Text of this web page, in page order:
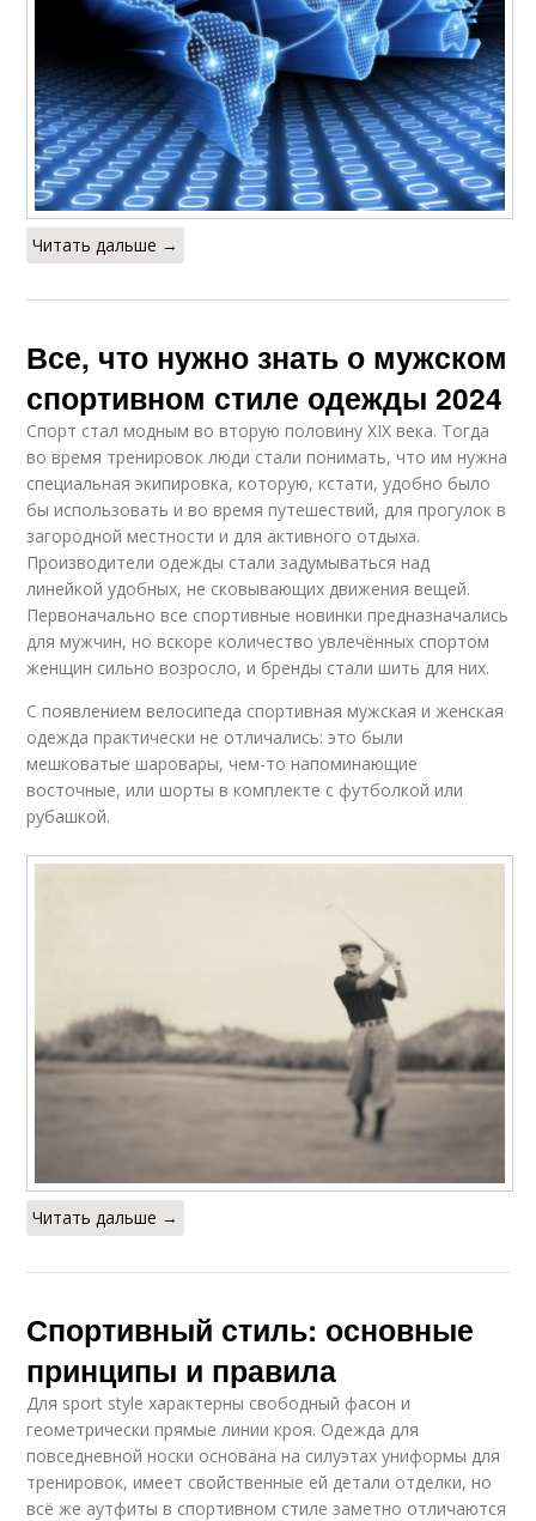
Читать дальше →
Все, что нужно знать о мужском
спортивном стиле одежды 2024
Спорт стал модным во вторую половину XIX века. Тогда
во время тренировок люди стали понимать, что им нужна
специальная экипировка, которую, кстати, удобно было
бы использовать и во время путешествий, для прогулок в
загородной местности и для активного отдыха.
Производители одежды стали задумываться над
линейкой удобных, не сковывающих движения вещей.
Первоначально все спортивные новинки предназначались
для мужчин, но вскоре количество увлечённых спортом
женщин сильно возросло, и бренды стали шить для них.
С появлением велосипеда спортивная мужская и женская
одежда практически не отличались: это были
мешковатые шаровары, чем-то напоминающие
восточные, или шорты в комплекте с футболкой или
рубашкой.
Читать дальше →
Спортивный стиль: основные
принципы и правила
Для sport style характерны свободный фасон и
геометрически прямые линии кроя. Одежда для
повседневной носки основана на силуэтах униформы для
тренировок, имеет свойственные ей детали отделки, но
всё же аутфиты в спортивном стиле заметно отличаются